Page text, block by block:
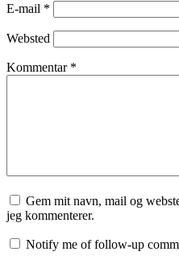
E-mail *
Websted
Kommentar *
Gem mit navn, mail og
jeg kommenterer.
Notify me of follow-up